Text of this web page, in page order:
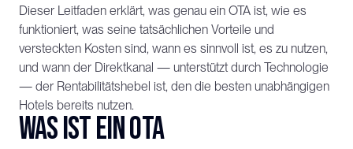
Dieser Leitfaden erklärt, was genau ein OTA ist, wie es
funktioniert, was seine tatsächlichen Vorteile und
versteckten Kosten sind, wann es sinnvoll ist, es zu nutzen,
und wann der Direktkanal — unterstützt durch Technologie
— der Rentabilitätshebel ist, den die besten unabhängigen
Hotels bereits nutzen.
Was ist ein OTA